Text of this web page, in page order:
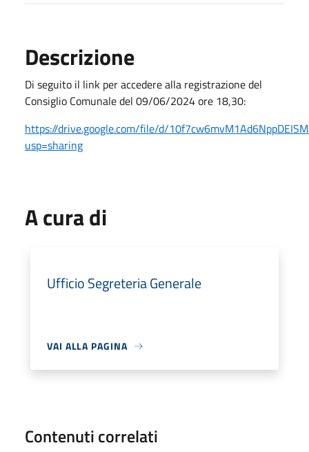
Descrizione
Di seguito il link per accedere alla registrazione del
Consiglio Comunale del 09/06/2024 ore 18,30:
https://drive.google.com/file/d/
usp=sharing
A cura di
Ufficio Segreteria Generale
VAI ALLA PAGINA
Contenuti correlati